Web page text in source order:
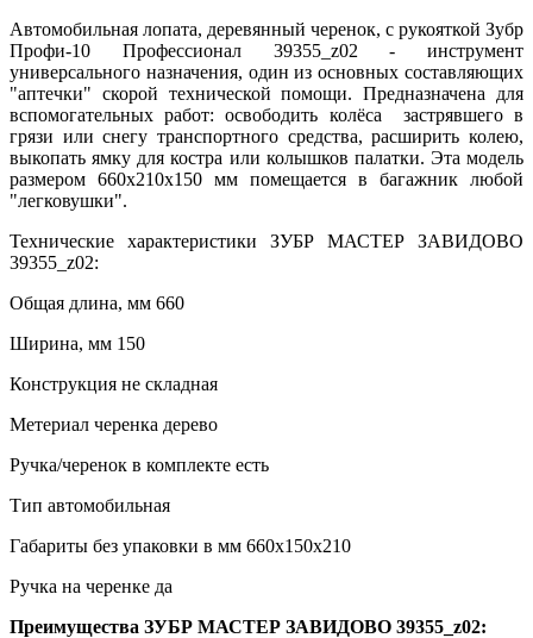
Автомобильная лопата, деревянный черенок, с рукояткой Зубр
Профи-10 Профессионал 39355_z02 - инструмент
универсального назначения, один из основных составляющих
"аптечки" скорой технической помощи. Предназначена для
вспомогательных работ: освободить колёса застрявшего в
грязи или снегу транспортного средства, расширить колею,
выкопать ямку для костра или колышков палатки. Эта модель
размером 660x210x150 мм помещается в багажник любой
"легковушки".
Технические характеристики ЗУБР МАСТЕР ЗАВИДОВО
39355_z02:
Общая длина, мм 660
Ширина, мм 150
Конструкция не складная
Метериал черенка дерево
Ручка/черенок в комплекте есть
Тип автомобильная
Габариты без упаковки в мм 660x150x210
Ручка на черенке да
Преимущества ЗУБР МАСТЕР ЗАВИДОВО 39355_z02: